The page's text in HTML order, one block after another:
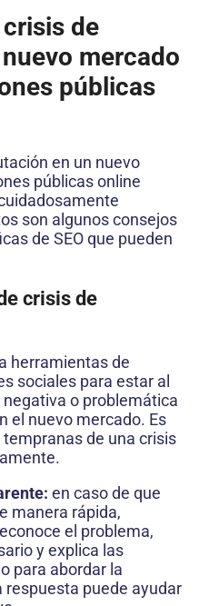
de
mercado
públicas
en un nuevo
públicas online
son algunos consejos
de SEO que pueden
crisis de
herramientas de
sociales para estar al
o problemática
el nuevo mercado. Es
de una crisis
en caso de que
manera rápida,
el problema,
y explica las
para abordar la
puede ayudar